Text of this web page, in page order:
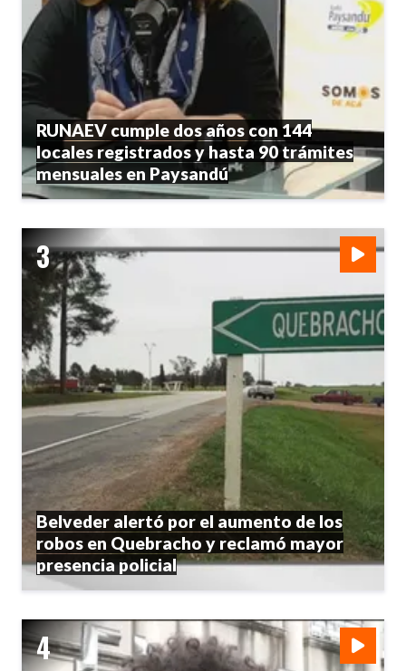
RUNAEV cumple dos años con 144
locales registrados y hasta 90 trámites
mensuales en Paysandú
Belveder alertó por el aumento de los
robos en Quebracho y reclamó mayor
presencia policial